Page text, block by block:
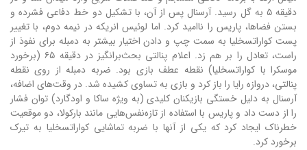
دقیقه ۵ به گل رسید. آرسنال پس از آن، با تشکیل دو خط دفاعی فشرده و
بستن فضاها، پاریس را ناامید کرد. اما لوئیس انریکه در نیمه دوم، با تغییر
پست کواراتسخلیا به سمت چپ و دادن اختیار بیشتر به دمبله برای نفوذ از
راست، تعادل را بر هم زد. اعلام پنالتی بحث‌برانگیز در دقیقه ۶۵ (برخورد
موسکرا با کواراتسخلیا) نقطه عطف بازی بود. ضربه دمبله از روی نقطه
پنالتی، دروازه رایا را باز کرد و بازی به تساوی کشیده شد. در وقت‌های اضافه،
آرسنال به دلیل خستگی بازیکنان کلیدی (به ویژه ساکا و اودگارد) توان فشار
را از دست داد و پاریس با استفاده از تازه‌نفس‌هایی مانند بارکولا، دو موقعیت
خطرناک ایجاد کرد که یکی از آنها با ضربه تماشایی کواراتسخلیا به تیرک
برخورد کرد.